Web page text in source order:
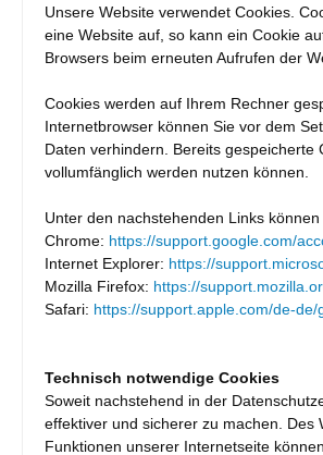
Unsere Website verwendet Cookies.
eine Website auf, so kann ein Cookie
Browsers beim erneuten Aufrufen der
Cookies werden auf Ihrem Rechner
Internetbrowser können Sie vor dem
Daten verhindern. Bereits
vollumfänglich werden nutzen können.
Unter den nachstehenden Links
Chrome: https://support.google.com/
Internet Explorer: https://
Mozilla Firefox: https://
Safari: https://support.apple.com/de-
Technisch notwendige Cookies
Soweit nachstehend in der
effektiver und sicherer zu machen. Des
Funktionen unserer Internetseite